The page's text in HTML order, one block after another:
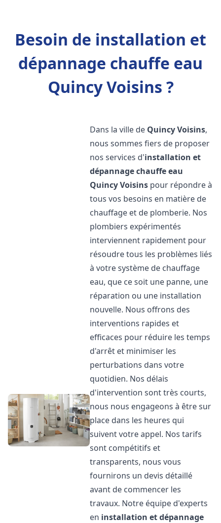
Besoin de installation et
dépannage chauffe eau
Quincy Voisins ?
Dans la ville de Quincy Voisins,
nous sommes fiers de proposer
nos services d'installation et
dépannage chauffe eau
Quincy Voisins pour répondre à
tous vos besoins en matière de
chauffage et de plomberie. Nos
plombiers expérimentés
interviennent rapidement pour
résoudre tous les problèmes liés
à votre système de chauffage
eau, que ce soit une panne, une
réparation ou une installation
nouvelle. Nous offrons des
interventions rapides et
efficaces pour réduire les temps
d'arrêt et minimiser les
perturbations dans votre
quotidien. Nos délais
d'intervention sont très courts,
nous nous engageons à être sur
place dans les heures qui
suivent votre appel. Nos tarifs
sont compétitifs et
transparents, nous vous
fournirons un devis détaillé
avant de commencer les
travaux. Notre équipe d'experts
en installation et dépannage